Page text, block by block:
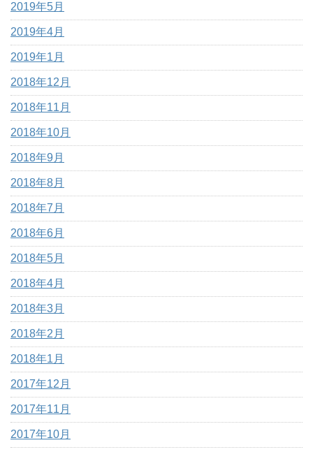
2019年5月
2019年4月
2019年1月
2018年12月
2018年11月
2018年10月
2018年9月
2018年8月
2018年7月
2018年6月
2018年5月
2018年4月
2018年3月
2018年2月
2018年1月
2017年12月
2017年11月
2017年10月